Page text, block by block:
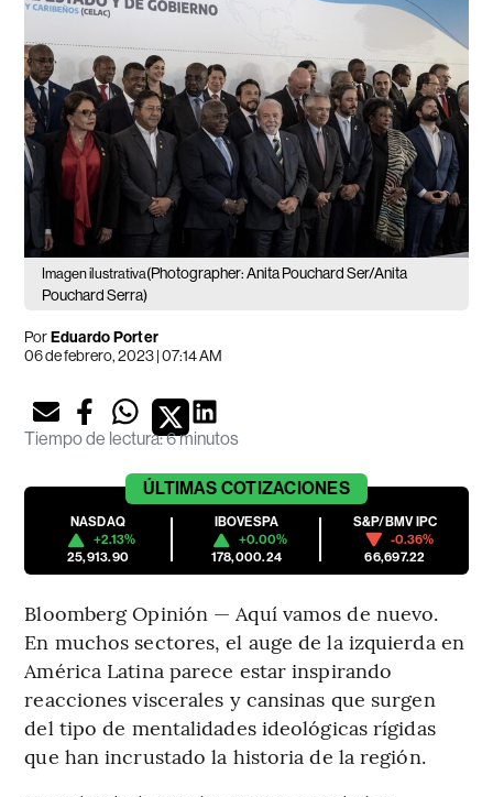
Imagen ilustrativa(Photographer: Anita Pouchard Ser/Anita
Pouchard Serra)
PorEduardo Porter
06 de febrero, 2023 | 07:14 AM
Tiempo de lectura:6 minutos
ÚLTIMAS COTIZACIONES
NASDAQ
+2.13%
25,913.90
IBOVESPA
+0.00%
178,000.24
S&P/BMV IPC
-0.36%
66,697.22
Bloomberg Opinión — Aquí vamos de nuevo.
En muchos sectores, el auge de la izquierda en
América Latina parece estar inspirando
reacciones viscerales y cansinas que surgen
del tipo de mentalidades ideológicas rígidas
que han incrustado la historia de la región.